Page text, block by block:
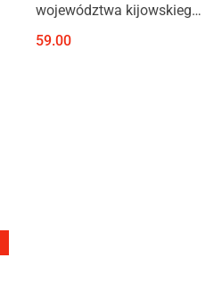
województwa kijowskiego
dziejów Prawobrzeżnej
59.00